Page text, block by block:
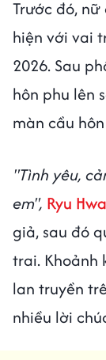
Trước đó,
hiện với vai
2026. Sau
hôn phu lên
màn cầu
"Tình yêu,
em", Ryu
giả, sau đó
trai. Khoảnh
lan truyền
nhiều lời